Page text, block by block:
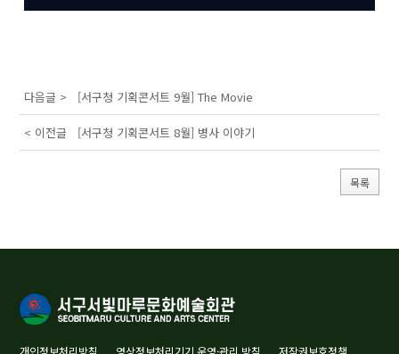
다음글 > [서구청 기획콘서트 9월] The Movie
< 이전글 [서구청 기획콘서트 8월] 병사 이야기
목록
개인정보처리방침 영상정보처리기기 운영·관리 방침 저작권보호정책